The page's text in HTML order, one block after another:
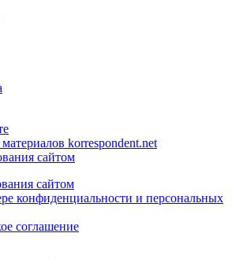
korrespondent.net
сайтом
сайтом
конфиденциальности и персональных
соглашение